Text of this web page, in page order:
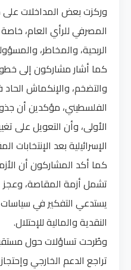
وركزت بعض المداخلات
المصرفي للرأي العام،
الربحية، والمخاطر،
كما أشار مشاركون إلى
والتضخم، والإنكماش الحاد
الفلسطيني، مؤكدين أن
الأولى، وأن التعويل على
الإسرائيلية بعد الإنتخابات
كما أكد المشاركون أن
تشمل أزمة المقاصة، وعجز
يستدعي التفكير في
النقدية والمالية للإحتلال.
وطُرحت تساؤلات حول
تراجع الدعم الخارجي